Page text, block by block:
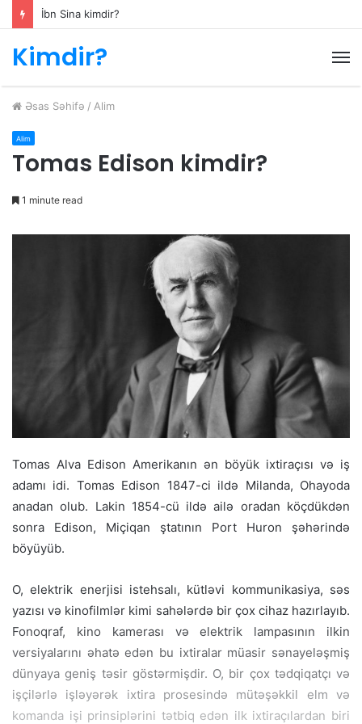
İbn Sina kimdir?
Kimdir?
Əsas Səhifə / Alim
Alim
Tomas Edison kimdir?
1 minute read
Tomas Alva Edison Amerikanın ən böyük ixtiraçısı və iş
adamı idi. Tomas Edison 1847-ci ildə Milanda, Ohayoda
anadan olub. Lakin 1854-cü ildə ailə oradan köçdükdən
sonra Edison, Miçiqan ştatının Port Huron şəhərində
böyüyüb.
O, elektrik enerjisi istehsalı, kütləvi kommunikasiya, səs
yazısı və kinofilmlər kimi sahələrdə bir çox cihaz hazırlayıb.
Fonoqraf, kino kamerası və elektrik lampasının ilkin
versiyalarını əhatə edən bu ixtiralar müasir sənayeləşmiş
dünyaya geniş təsir göstərmişdir. O, bir çox tədqiqatçı və
işçilərlə işləyərək ixtira prosesində mütəşəkkil elm və
komanda işi prinsiplərini tətbiq edən ilk ixtiraçılardan biri